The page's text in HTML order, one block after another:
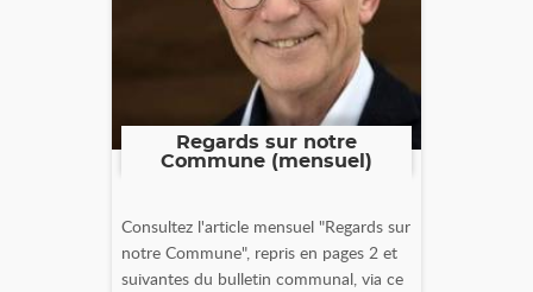
Regards sur notre
Commune (mensuel)
Consultez l'article mensuel "Regards sur
notre Commune", repris en pages 2 et
suivantes du bulletin communal, via ce